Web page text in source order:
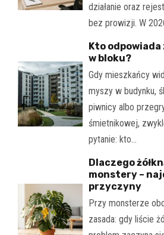
działanie oraz
bez prowizji. W
Kto
w bloku?
Gdy mieszkańcy
myszy w budynku,
piwnicy albo
śmietnikowej,
pytanie: kto…
Dlaczego
monstery –
przyczyny
Przy monsterze
zasada: gdy liście